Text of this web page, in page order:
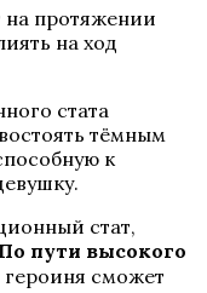
на протяжении
на ход
стата
тёмным
к
стат,
По пути высокого
сможет